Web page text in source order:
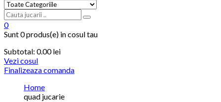
0
Sunt0 produs(e) in cosul tau
Subtotal: 0.00lei
Vezi cosul
Finalizeaza comanda
Home
quad jucarie